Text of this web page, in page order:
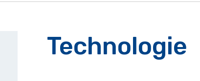
Technologie